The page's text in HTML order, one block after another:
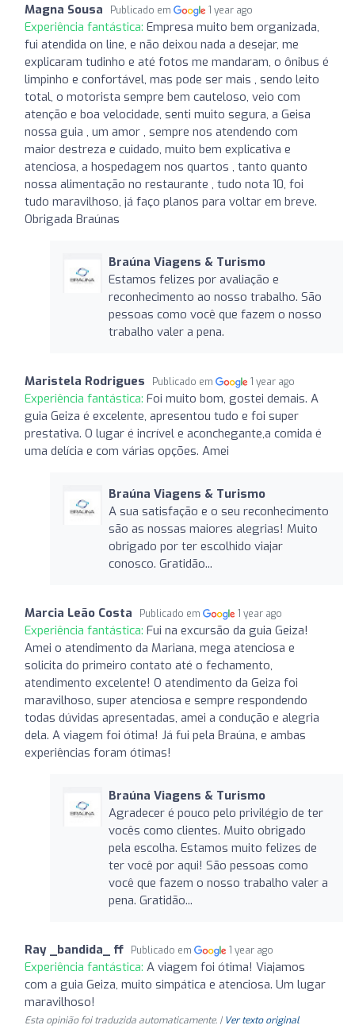
Magna Sousa Publicado em 1 year ago
Experiência fantástica: Empresa muito bem organizada,
fui atendida on line, e não deixou nada a desejar, me
explicaram tudinho e até fotos me mandaram, o ônibus é
limpinho e confortável, mas pode ser mais , sendo leito
total, o motorista sempre bem cauteloso, veio com
atenção e boa velocidade, senti muito segura, a Geisa
nossa guia , um amor , sempre nos atendendo com
maior destreza e cuidado, muito bem explicativa e
atenciosa, a hospedagem nos quartos , tanto quanto
nossa alimentação no restaurante , tudo nota 10, foi
tudo maravilhoso, já faço planos para voltar em breve.
Obrigada Braúnas
Braúna Viagens & Turismo
Estamos felizes por avaliação e
reconhecimento ao nosso trabalho. São
pessoas como você que fazem o nosso
trabalho valer a pena.
Maristela Rodrigues Publicado em 1 year ago
Experiência fantástica: Foi muito bom, gostei demais. A
guia Geiza é excelente, apresentou tudo e foi super
prestativa. O lugar é incrível e aconchegante,a comida é
uma delícia e com várias opções. Amei
Braúna Viagens & Turismo
A sua satisfação e o seu reconhecimento
são as nossas maiores alegrias! Muito
obrigado por ter escolhido viajar
conosco. Gratidão...
Marcia Leão Costa Publicado em 1 year ago
Experiência fantástica: Fui na excursão da guia Geiza!
Amei o atendimento da Mariana, mega atenciosa e
solicita do primeiro contato até o fechamento,
atendimento excelente! O atendimento da Geiza foi
maravilhoso, super atenciosa e sempre respondendo
todas dúvidas apresentadas, amei a condução e alegria
dela. A viagem foi ótima! Já fui pela Braúna, e ambas
experiências foram ótimas!
Braúna Viagens & Turismo
Agradecer é pouco pelo privilégio de ter
vocês como clientes. Muito obrigado
pela escolha. Estamos muito felizes de
ter você por aqui! São pessoas como
você que fazem o nosso trabalho valer a
pena. Gratidão...
Ray _bandida_ ff Publicado em 1 year ago
Experiência fantástica: A viagem foi ótima! Viajamos
com a guia Geiza, muito simpática e atenciosa. Um lugar
maravilhoso!
Esta opinião foi traduzida automaticamente. | Ver texto original